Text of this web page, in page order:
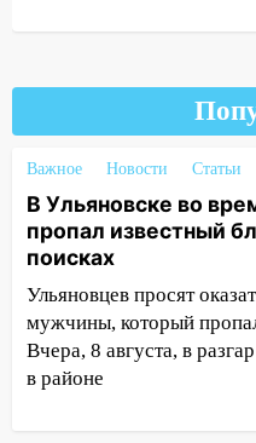
знаков зодиака на
августа
13:00
На
Ульяновске
12:57 В
крупный град
12:11 Где есть
августа: список
11:55
Важное Новости Статьи
В Ульяновске во
пропал известный
поисках
Ульяновцев просят
мужчины, который
Вчера, 8 августа, в
в районе